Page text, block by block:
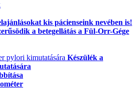
kis pácienseink nevében is!
a betegellátás a Fül-Orr-Gége
Készülék a